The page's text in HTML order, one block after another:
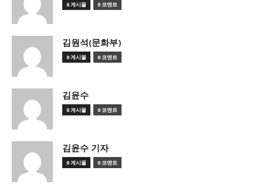
6 게시물 0 코멘트
김원석(문화부)
0 게시물 0 코멘트
김윤수
0 게시물 0 코멘트
김윤수 기자
0 게시물 0 코멘트